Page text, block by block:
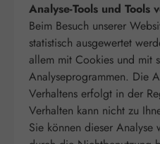
Analyse-Tools und Tools
Beim Besuch unserer
statistisch ausgewertet
allem mit Cookies und mit
Analyseprogrammen. Die
Verhaltens erfolgt in der
Verhalten kann nicht zu
Sie können dieser Analyse